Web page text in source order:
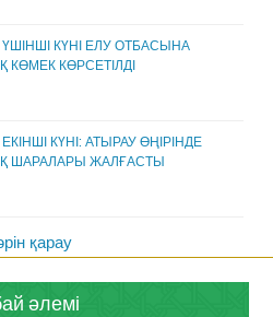
КҮНІ ЕЛУ ОТБАСЫНА
КӨРСЕТІЛДІ
КҮНІ: АТЫРАУ ӨҢІРІНДЕ
ШАРАЛАРЫ ЖАЛҒАСТЫ
қарау
әлемі